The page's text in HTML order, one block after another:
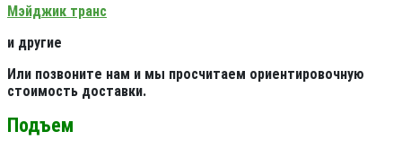
Мэйджик транс
и другие
Или позвоните нам и мы просчитаем ориентировочную
стоимость доставки.
Подъем